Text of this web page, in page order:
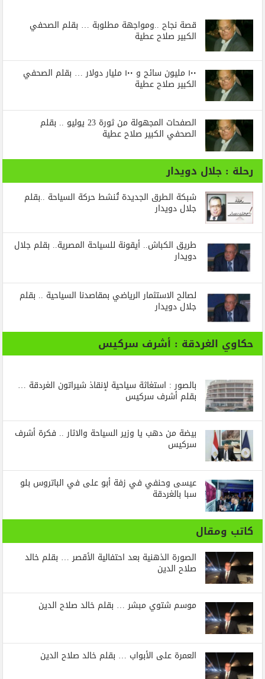
قصة نجاح ..ومواجهة مطلوبة … بقلم الصحفي
الكبير صلاح عطية
١٠٠ مليون سائح و ١٠٠ مليار دولار … بقلم الصحفي
الكبير صلاح عطية
الصفحات المجهولة من ثورة 23 يوليو .. بقلم
الصحفي الكبير صلاح عطية
رحلة : جلال دويدار
شبكة الطرق الجديدة تُنشط حركة السياحة ..بقلم
جلال دويدار
طريق الكباش.. أيقونة للسياحة المصرية.. بقلم جلال
دويدار
لصالح الاستثمار الرياضي بمقاصدنا السياحية .. بقلم
جلال دويدار
حكاوي الغردقة : أشرف سركيس
بالصور : استغاثة سياحية لإنقاذ شيراتون الغردقة …
بقلم أشرف سركيس
بيضة من دهب يا وزير السياحة والاثار .. فكرة أشرف
سركيس
عيسى وحنفي في زفة أبو على في الباتروس بلو
سبا بالغردقة
كاتب ومقال
الصورة الذهنية بعد احتفالية الأقصر … بقلم خالد
صلاح الدين
موسم شتوي مبشر … بقلم خالد صلاح الدين
العمرة على الأبواب … بقلم خالد صلاح الدين